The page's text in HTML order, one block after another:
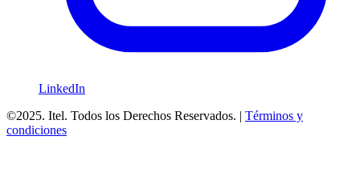
LinkedIn
©2025. Itel. Todos los Derechos Reservados. | Términos y
condiciones